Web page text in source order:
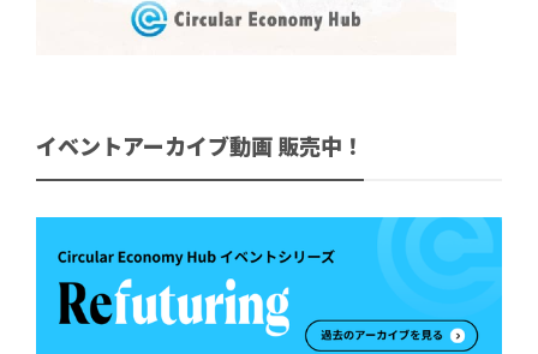
イベントアーカイブ動画 販売中！